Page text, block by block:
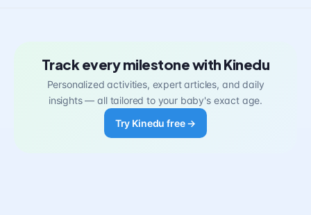
Track every milestone with Kinedu
Personalized activities, expert articles, and daily
insights — all tailored to your baby's exact age.
Try Kinedu free →